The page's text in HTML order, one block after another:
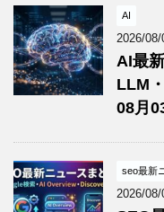
AI
2026/08/
AI最
LLM
08月
seo最新
2026/08/